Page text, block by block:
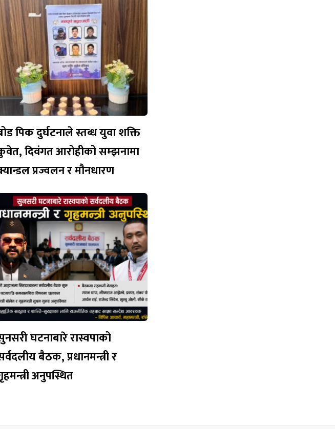
पिक दुर्घटनाले स्तब्ध युवा शक्ति
दिवंगत आरोहीको सम्झनामा
प्रज्वलन र मौनधारण
घटनाबारे रास्वपाको
बैठक, प्रधानमन्त्री र
अनुपस्थित